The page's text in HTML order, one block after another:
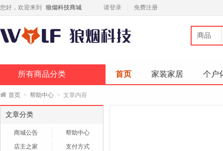
您好，欢迎来到 狼烟科技商城 请登录 免费注册
商品
所有商品分类 首页 家装家居 个户
首页 > 帮助中心 > 文章内容
文章分类
商城公告
帮助中心
店主之家
支付方式